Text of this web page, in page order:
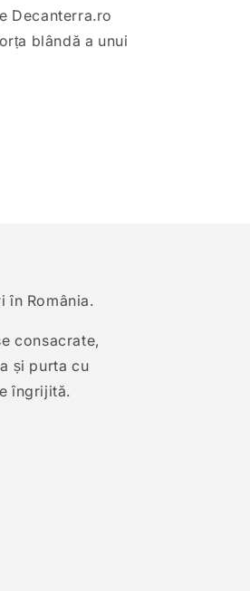
Decanterra.ro
blândă a unui
în România.
consacrate,
și purta cu
îngrijită.